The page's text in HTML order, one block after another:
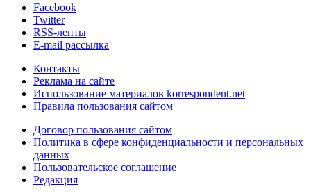
Facebook
Twitter
RSS-ленты
E-mail рассылка
Контакты
Реклама на сайте
Использование материалов korrespondent.net
Правила пользования сайтом
Договор пользования сайтом
Политика в сфере конфиденциальности и персональных
данных
Пользовательское соглашение
Редакция